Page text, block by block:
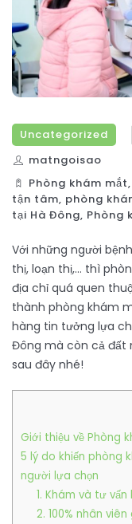
Uncategorized
matngoisao
Phòng khám mắt,
tận tâm, phòng
tại Hà Đông, Phòng
Với những người
thị, loạn thị,… thì
địa chỉ quá quen
thành phòng khám
hàng tin tưởng lựa
Đông mà còn cả đất
sau đây nhé!
Giới thiệu về Phòng
5 lý do khiến phòng
người lựa chọn
1. Khám và tư
2. 100% nhân